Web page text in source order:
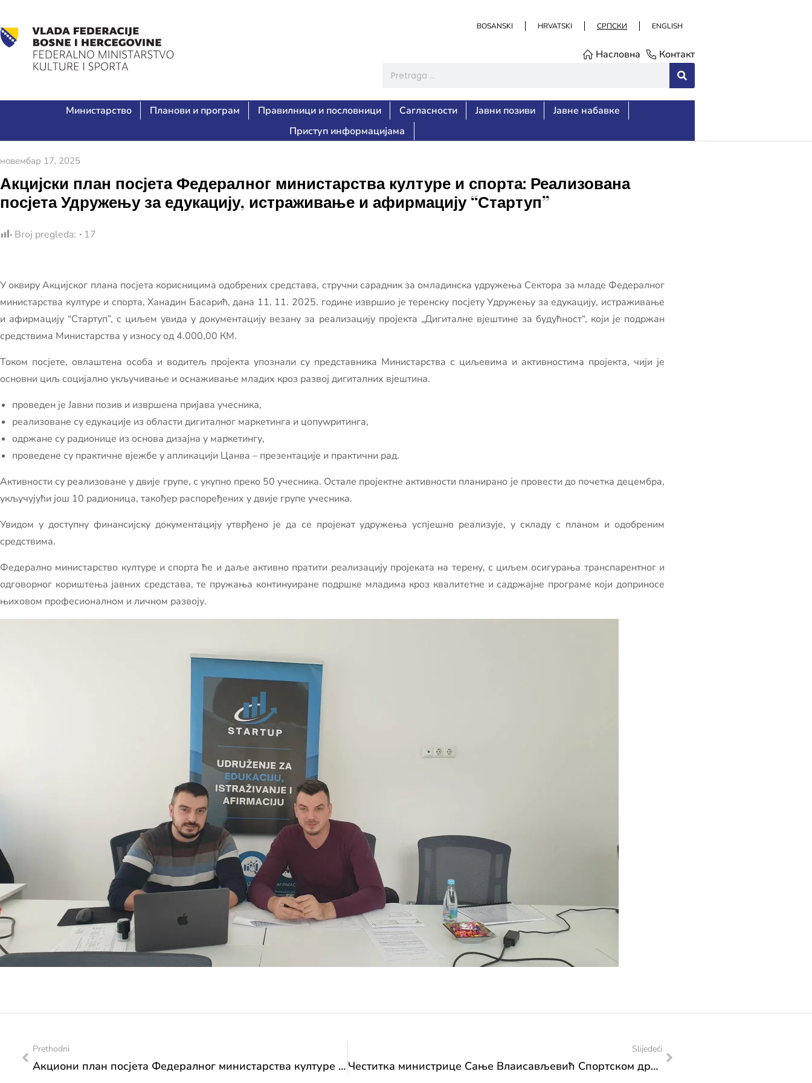
BOSANSKI HRVATSKI СРПСКИ ENGLISH
Насловна Контакт
Министарство Планови и програм Правилници и пословници Сагласности Јавни позиви
Јавне набавке
Приступ информацијама
новембар 17, 2025
Акцијски план посјета Федералног министарства културе и спорта: Реализована
посјета Удружењу за едукацију, истраживање и афирмацију “Стартуп”
Broj pregleda: 17
У оквиру Акцијског плана посјета корисницима одобрених средстава, стручни сарадник за омладинска удружења Сектора за младе Федералног
министарства културе и спорта, Ханадин Басарић, дана 11. 11. 2025. године извршио је теренску посјету Удружењу за едукацију, истраживање
и афирмацију “Стартуп”, с циљем увида у документацију везану за реализацију пројекта „Дигиталне вјештине за будућност“, који је подржан
средствима Министарства у износу од 4.000,00 КМ.
Током посјете, овлаштена особа и водитељ пројекта упознали су представника Министарства с циљевима и активностима пројекта, чији је
основни циљ социјално укључивање и оснаживање младих кроз развој дигиталних вјештина.
проведен је Јавни позив и извршена пријава учесника,
реализоване су едукације из области дигиталног маркетинга и цопywритинга,
одржане су радионице из основа дизајна у маркетингу,
проведене су практичне вјежбе у апликацији Цанва – презентације и практични рад.
Активности су реализоване у двије групе, с укупно преко 50 учесника. Остале пројектне активности планирано је провести до почетка децембра,
укључујући још 10 радионица, такођер распоређених у двије групе учесника.
Увидом у доступну финансијску документацију утврђено је да се пројекат удружења успјешно реализује, у складу с планом и одобреним
средствима.
Федерално министарство културе и спорта ће и даље активно пратити реализацију пројеката на терену, с циљем осигурања транспарентног и
одговорног кориштења јавних средстава, те пружања континуиране подршке младима кроз квалитетне и садржајне програме који доприносе
њиховом професионалном и личном развоју.
Prethodni
Акциони план посјета Федералног министарства културе и спорта: Реализована посјета Удружењу “Бери се”
Slijedeći
Честитка министрице Сање Влаисављевић Спортском друштву инвалидних особа „Неретва“ Мостар